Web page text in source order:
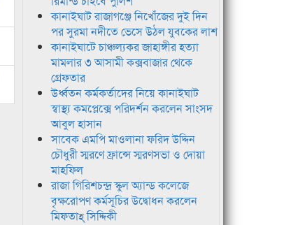
কানাইঘাট রাজাগঞ্জে নিখোঁজের দুই দিন
পর সুরমা নদীতে ভেসে উঠল যুবকের লাশ
কানাইঘাটে চাঞ্চল্যকর জাহাঙ্গীর হত্যা
মামলার ৩ আসামী কক্সবাজার থেকে
গ্রেফতার
উর্ধ্বতন কর্মকর্তাদের নিয়ে কানাইঘাট
স্বাস্থ্য কমপ্লেক্সে পরিদর্শন করলেন সাংসদ
আবুল হাসান
সাবেক এমপি মাওলানা ফরিদ উদ্দিন
চৌধুরী স্মরণে ফ্রান্সে স্মরণসভা ও দোয়া
মাহফিল
রাজা গিরিশচন্দ্র স্কুল অ্যান্ড কলেজে
বৃক্ষরোপণ কর্মসূচির উদ্বোধন করলেন
মিফতাহ্ সিদ্দিকী